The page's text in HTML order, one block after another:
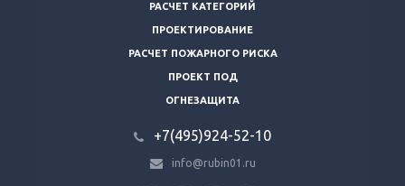
РАСЧЕТ КАТЕГОРИЙ
ПРОЕКТИРОВАНИЕ
РАСЧЕТ ПОЖАРНОГО РИСКА
ПРОЕКТ ПОД
ОГНЕЗАЩИТА
+7(495)924-52-10
info@rubin01.ru